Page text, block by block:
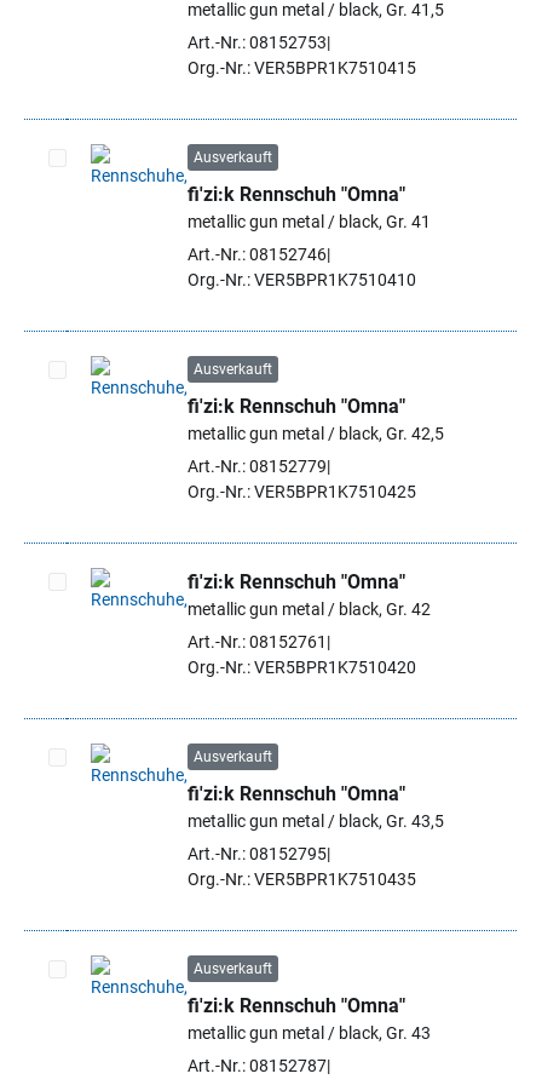
metallic gun metal / black, Gr. 41,5
Art.-Nr.: 08152753
Org.-Nr.: VER5BPR1K7510415
Artikel auswählen
Ausverkauft
fi'zi:k Rennschuh "Omna"
metallic gun metal / black, Gr. 41
Art.-Nr.: 08152746
Org.-Nr.: VER5BPR1K7510410
Artikel auswählen
Ausverkauft
fi'zi:k Rennschuh "Omna"
metallic gun metal / black, Gr. 42,5
Art.-Nr.: 08152779
Org.-Nr.: VER5BPR1K7510425
Artikel auswählen
fi'zi:k Rennschuh "Omna"
metallic gun metal / black, Gr. 42
Art.-Nr.: 08152761
Org.-Nr.: VER5BPR1K7510420
Artikel auswählen
Ausverkauft
fi'zi:k Rennschuh "Omna"
metallic gun metal / black, Gr. 43,5
Art.-Nr.: 08152795
Org.-Nr.: VER5BPR1K7510435
Artikel auswählen
Ausverkauft
fi'zi:k Rennschuh "Omna"
metallic gun metal / black, Gr. 43
Art.-Nr.: 08152787